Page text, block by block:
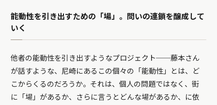
能動性を引き出すための「場」。問いの連鎖を醸成して
いく
他者の能動性を引き出すようなプロジェクト──藤本さん
が話すような、尼崎にあるこの個々の「能動性」とは、ど
こからくるのだろうか。それは、個人の問題ではなく、街
に「場」があるか、さらに言うとどんな場があるか、に依